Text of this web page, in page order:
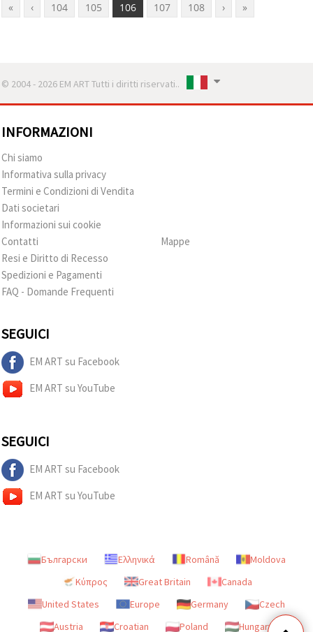
« ‹ 104 105 106 107 108 › »
© 2004 - 2026 EM ART Tutti i diritti riservati..
INFORMAZIONI
Chi siamo
Informativa sulla privacy
Termini e Condizioni di Vendita
Dati societari
Informazioni sui cookie
Contatti
Resi e Diritto di Recesso
Spedizioni e Pagamenti
FAQ - Domande Frequenti
Mappe
SEGUICI
EM ART su Facebook
EM ART su YouTube
SEGUICI
EM ART su Facebook
EM ART su YouTube
Български Ελληνικά Română
Moldova
Κύπρος
Great Britain
Canada
United States
Europe Germany
Czech
Austria
Croatian Poland Hungary